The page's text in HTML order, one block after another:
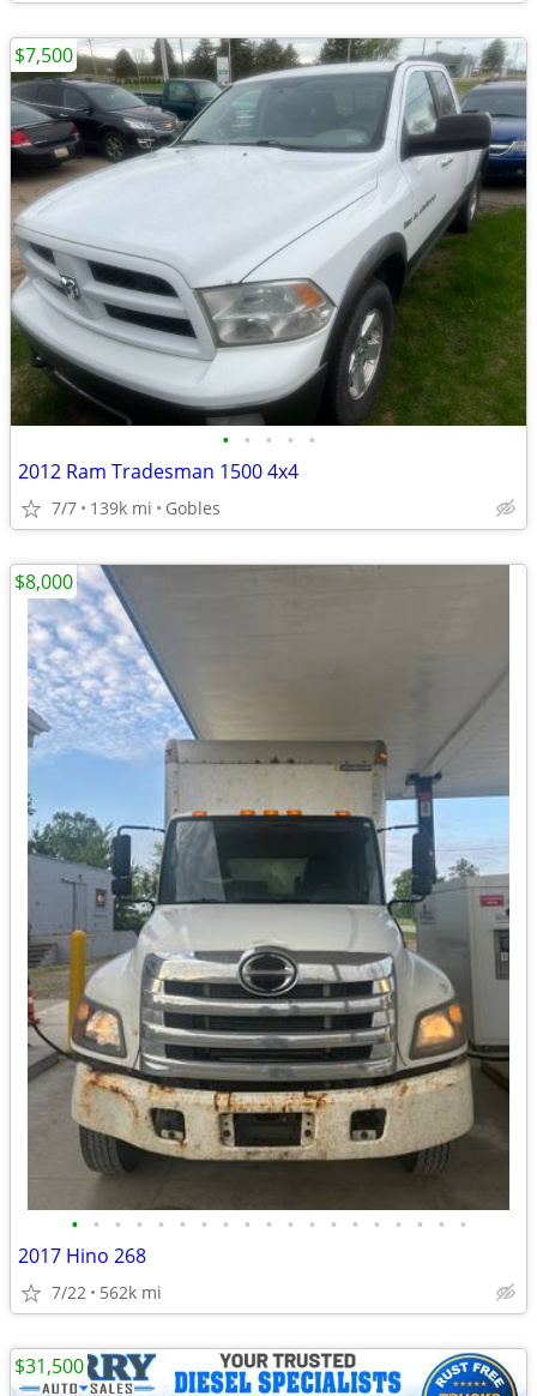
• • • • •
2012 Ram Tradesman 1500 4x4
7/7 139k mi Gobles
$7,500
• • • • • • • • • • • • • • • • • • •
2017 Hino 268
7/22 562k mi
$8,000
$31,500